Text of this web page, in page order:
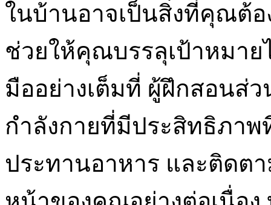
ในบ้านอาจเป็นสิ่งที่คุณต้อง
ช่วยให้คุณบรรลุเป้าหมาย
มืออย่างเต็มที่ ผู้ฝึกสอนส่
กำลังกายที่มีประสิทธิภา
ประทานอาหาร และติดต